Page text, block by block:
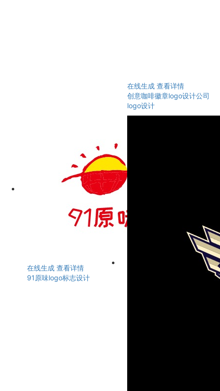
在线生成 查看详情
创意咖啡徽章logo设计公司
logo设计
在线生成 查看详情
91原味logo标志设计